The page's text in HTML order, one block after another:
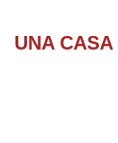
UNA